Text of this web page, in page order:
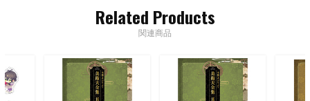
Related Products
関連商品